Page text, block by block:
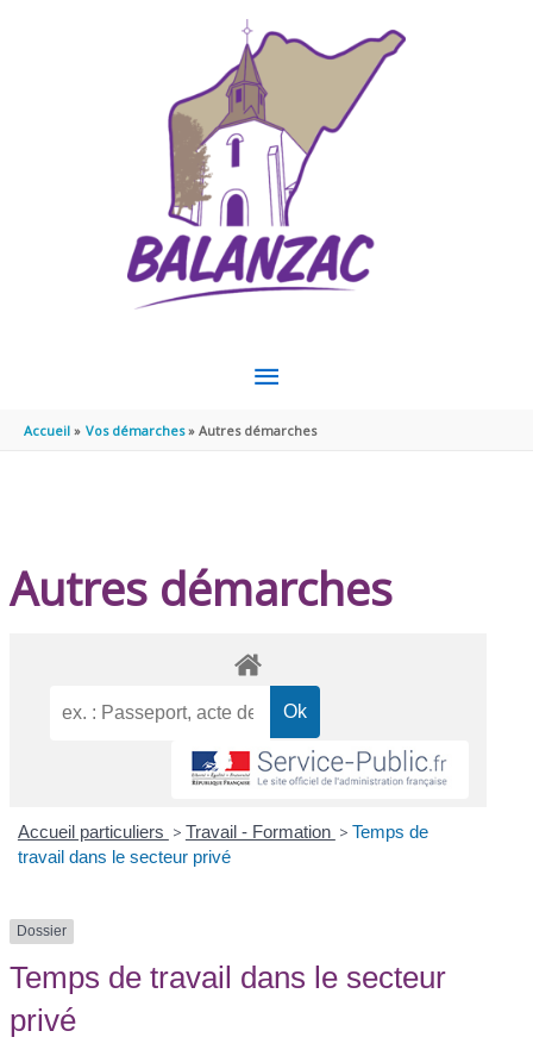
MENU
PRINCIPAL
Accueil Vos démarches Autres démarches
Autres démarches
Accueil particuliers > Travail - Formation > Temps de
travail dans le secteur privé
Dossier
Temps de travail dans le secteur
privé